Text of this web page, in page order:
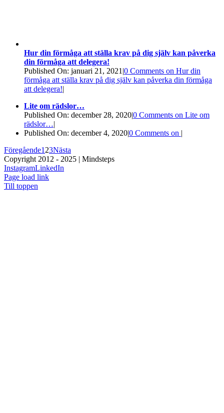
Hur din förmåga att ställa krav på dig själv kan påverka
din förmåga att delegera!
Published On: januari 21, 2021 |0 Comments on Hur din
förmåga att ställa krav på dig själv kan påverka din förmåga
att delegera!|
Lite om rädslor…
Published On: december 28, 2020|0 Comments on Lite om
rädslor…|
Published On: december 4, 2020|0 Comments on |
Föregående1 23Nästa
Copyright 2012 - 2025 | Mindsteps
InstagramLinkedIn
Page load link
Till toppen